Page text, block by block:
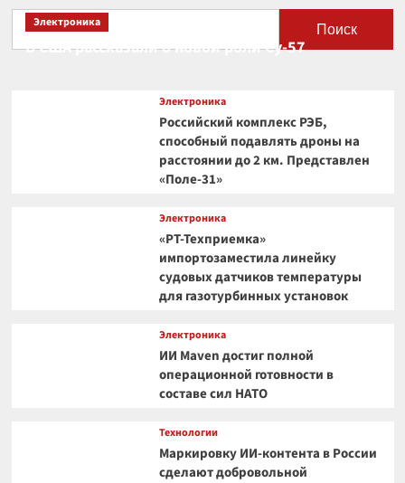
Поиск
Электроника
В США рассказали о новой роли Су-57
Электроника
Российский комплекс РЭБ,
способный подавлять дроны на
расстоянии до 2 км. Представлен
«Поле-31»
Электроника
«РТ-Техприемка»
импортозаместила линейку
судовых датчиков температуры
для газотурбинных установок
Электроника
ИИ Maven достиг полной
операционной готовности в
составе сил НАТО
Технологии
Маркировку ИИ-контента в России
сделают добровольной